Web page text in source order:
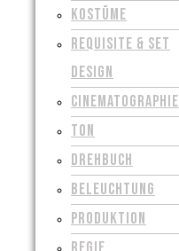
KOSTÜME
REQUISITE & SET
DESIGN
CINEMATOGRAPHIE
TON
DREHBUCH
BELEUCHTUNG
PRODUKTION